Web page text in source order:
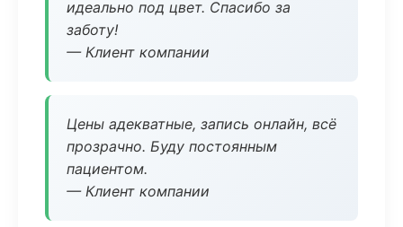
идеально под цвет. Спасибо за
заботу!
— Клиент компании
Цены адекватные, запись онлайн, всё
прозрачно. Буду постоянным
пациентом.
— Клиент компании